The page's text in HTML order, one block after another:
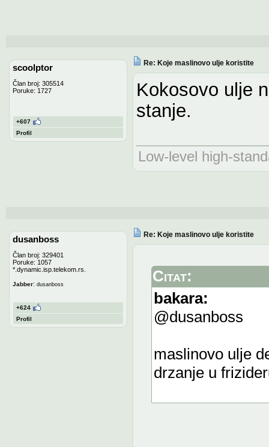
scoolptor
Član broj: 305514
Poruke: 1727
+607
Profil
Re: Koje maslinovo ulje koristite
Kokosovo ulje
stanje.
Low-level high-
dusanboss
Član broj: 329401
Poruke: 1057
*.dynamic.isp.telekom.rs.
Jabber: dusanboss
+624
Profil
Re: Koje maslinovo ulje koristite
Citat:
bakara:
@dusanboss
maslinovo ulje
drzanje u